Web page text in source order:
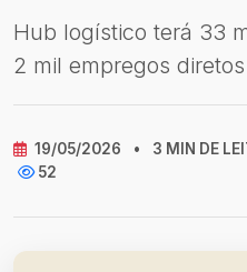
Hub logístico terá 33
2 mil empregos
19/05/2026 • 3 MIN DE
52